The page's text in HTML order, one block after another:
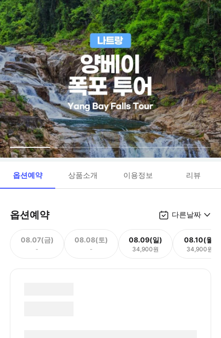
옵션예약 상품소개 이용정보 리뷰
옵션예약 다른날짜
08.07(금)
-
08.08(토)
-
08.09(일)
34,900원
08.10(월)
34,900원